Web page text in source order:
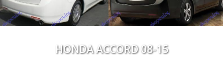
HONDA ACCORD 08-15